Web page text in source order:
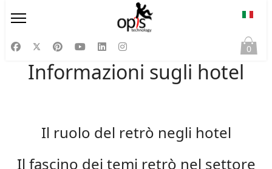
0
Informazioni sugli hotel
Il ruolo del retrò negli hotel
Il fascino dei temi retrò nel settore